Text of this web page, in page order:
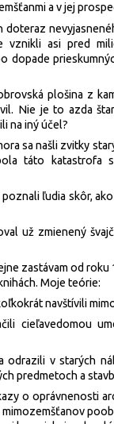
a v jej
doteraz
vznikli asi pred
dopade
plošina z
Nie je to azda
na iný účel?
sa našli zvitky
táto katastrofa
ľudia skôr,
už zmienený
zastávam od
Moje teórie:
navštívili
cieľavedomou
odrazili v starých
predmetoch a
o oprávnenosti